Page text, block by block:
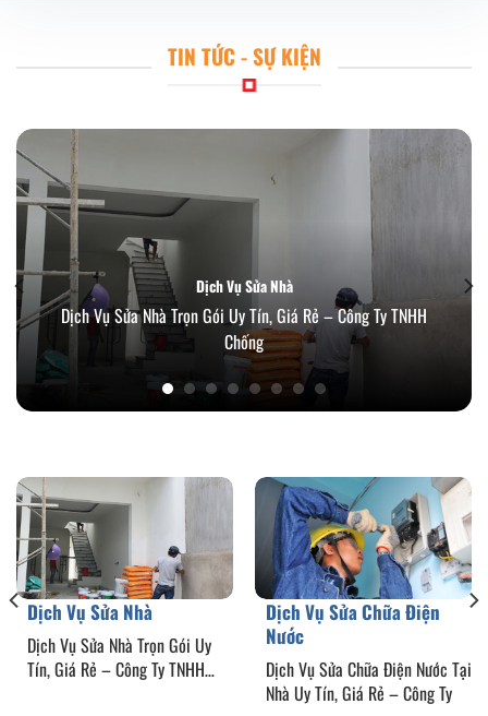
TIN TỨC - SỰ KIỆN
Dịch Vụ Sửa Nhà
Dịch Vụ Sửa Nhà Trọn Gói Uy Tín, Giá Rẻ – Công Ty TNHH
Chống
Dịch Vụ Sửa Nhà
Dịch Vụ Sửa Nhà Trọn Gói Uy
Tín, Giá Rẻ – Công Ty TNHH
Dịch Vụ Sửa Chữa Điện
Nước
Dịch Vụ Sửa Chữa Điện Nước Tại
Nhà Uy Tín, Giá Rẻ – Công Ty